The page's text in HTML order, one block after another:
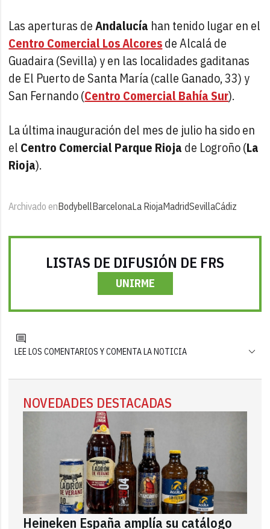
Las aperturas deAndalucía han tenido lugar en el
Centro Comercial Los Alcoresde Alcalá de
Guadaira (Sevilla) y en las localidades gaditanas
de El Puerto de Santa María (calle Ganado, 33) y
San Fernando (Centro Comercial Bahía Sur).
La última inauguración del mes de julio ha sido en
el Centro Comercial Parque Rioja de Logroño (La
Rioja).
Archivado enBodybellBarcelonaLa RiojaMadridSevillaCádiz
LISTAS DE DIFUSIÓN DE FRS
UNIRME
LEE LOS COMENTARIOS Y COMENTA LA NOTICIA
NOVEDADES DESTACADAS
Heineken España amplía su catálogo